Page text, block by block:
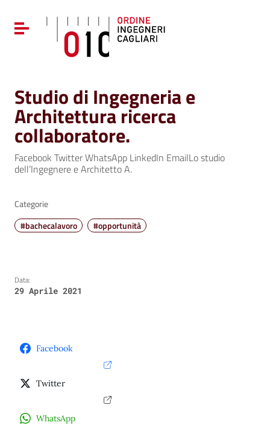
Vai al menu di navigazione
Vai al footer
Attiva / disattiva la navigazione
Studio di Ingegneria e
Architettura ricerca
collaboratore.
Facebook Twitter WhatsApp LinkedIn EmailLo studio
dell’Ingegnere e Architetto A.
Categorie
#bachecalavoro
#opportunità
Data:
29 Aprile 2021
Facebook
Twitter
WhatsApp